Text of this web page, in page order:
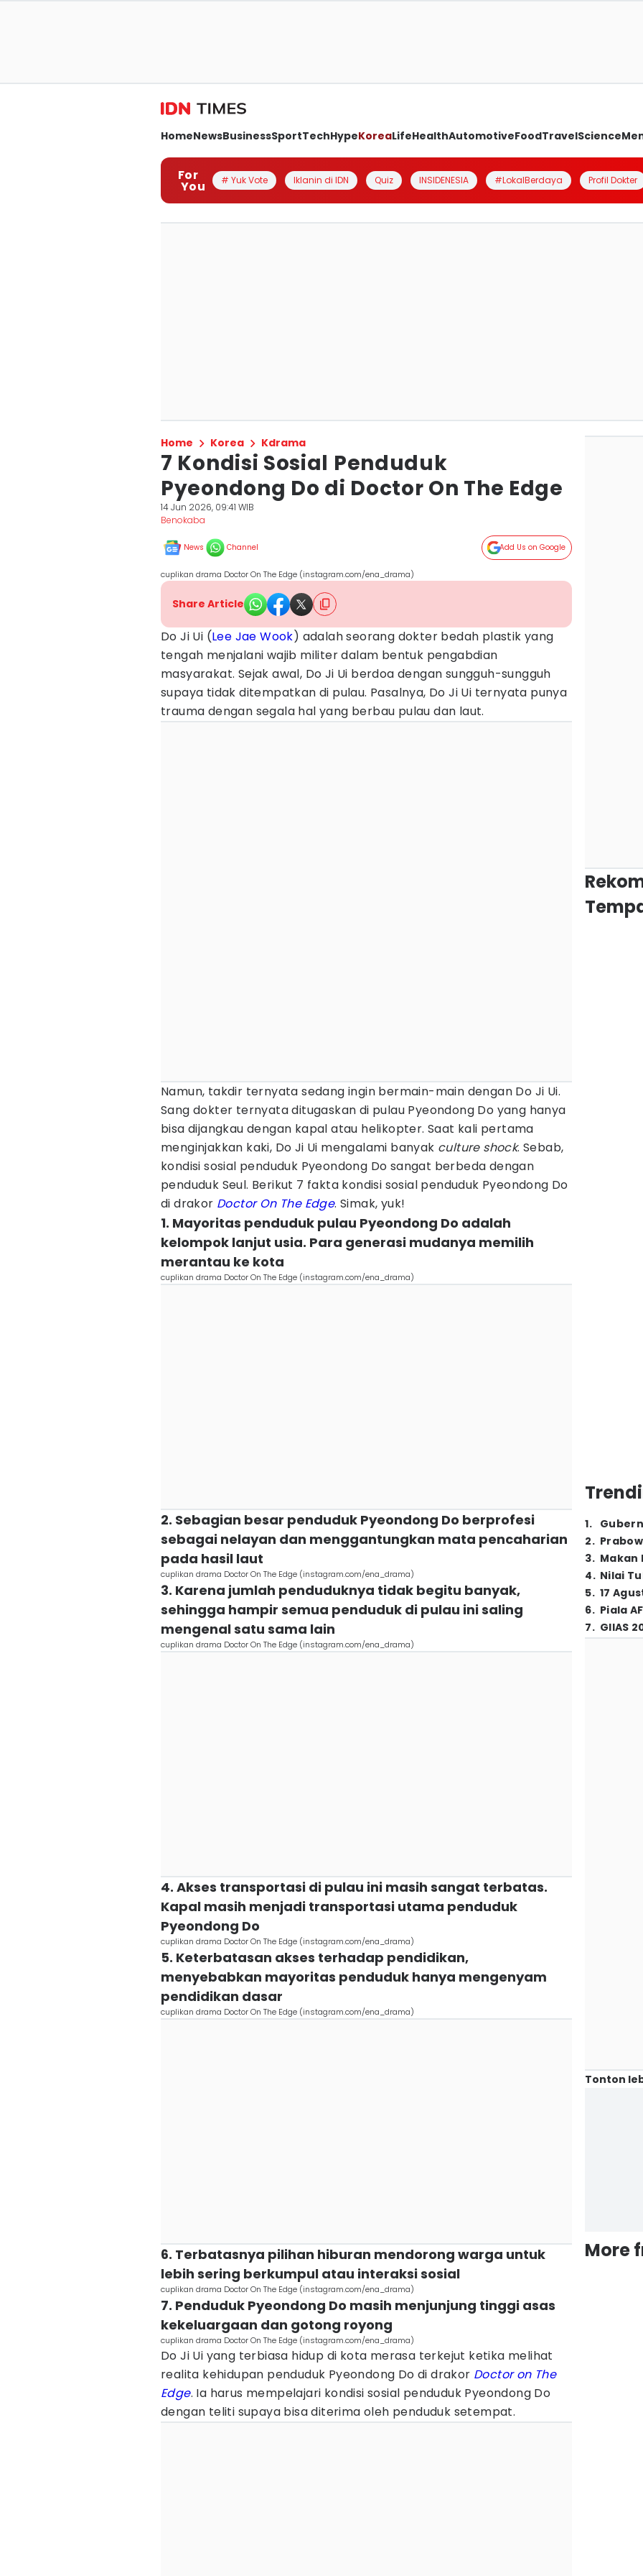
HomeNewsBusinessSportTechHypeKoreaLifeHealthAutomotiveFoodTravelScience
For
You # Yuk Vote Iklanin di IDN Quiz INSIDENESIA #LokalBerdaya Profil Dokter
Home Korea Kdrama
7 Kondisi Sosial Penduduk
Pyeondong Do di Doctor On The Edge
14 Jun 2026, 09:41 WIB
Benokaba
News Channel Add Us on Google
cuplikan drama Doctor On The Edge (instagram.com/ena_drama)
Share Article
Do Ji Ui (Lee Jae Wook) adalah seorang dokter bedah plastik yang
tengah menjalani wajib militer dalam bentuk pengabdian
masyarakat. Sejak awal, Do Ji Ui berdoa dengan sungguh-sungguh
supaya tidak ditempatkan di pulau. Pasalnya, Do Ji Ui ternyata punya
trauma dengan segala hal yang berbau pulau dan laut.
Namun, takdir ternyata sedang ingin bermain-main dengan Do Ji Ui.
Sang dokter ternyata ditugaskan di pulau Pyeondong Do yang hanya
bisa dijangkau dengan kapal atau helikopter. Saat kali pertama
menginjakkan kaki, Do Ji Ui mengalami banyak culture shock. Sebab,
kondisi sosial penduduk Pyeondong Do sangat berbeda dengan
penduduk Seul. Berikut 7 fakta kondisi sosial penduduk Pyeondong Do
di drakor Doctor On The Edge. Simak, yuk!
1. Mayoritas penduduk pulau Pyeondong Do adalah
kelompok lanjut usia. Para generasi mudanya memilih
merantau ke kota
cuplikan drama Doctor On The Edge (instagram.com/ena_drama)
2. Sebagian besar penduduk Pyeondong Do berprofesi
sebagai nelayan dan menggantungkan mata pencaharian
pada hasil laut
cuplikan drama Doctor On The Edge (instagram.com/ena_drama)
3. Karena jumlah penduduknya tidak begitu banyak,
sehingga hampir semua penduduk di pulau ini saling
mengenal satu sama lain
cuplikan drama Doctor On The Edge (instagram.com/ena_drama)
4. Akses transportasi di pulau ini masih sangat terbatas.
Kapal masih menjadi transportasi utama penduduk
Pyeondong Do
cuplikan drama Doctor On The Edge (instagram.com/ena_drama)
5. Keterbatasan akses terhadap pendidikan,
menyebabkan mayoritas penduduk hanya mengenyam
pendidikan dasar
cuplikan drama Doctor On The Edge (instagram.com/ena_drama)
6. Terbatasnya pilihan hiburan mendorong warga untuk
lebih sering berkumpul atau interaksi sosial
cuplikan drama Doctor On The Edge (instagram.com/ena_drama)
7. Penduduk Pyeondong Do masih menjunjung tinggi asas
kekeluargaan dan gotong royong
cuplikan drama Doctor On The Edge (instagram.com/ena_drama)
Do Ji Ui yang terbiasa hidup di kota merasa terkejut ketika melihat
realita kehidupan penduduk Pyeondong Do di drakor Doctor on The
Edge. Ia harus mempelajari kondisi sosial penduduk Pyeondong Do
dengan teliti supaya bisa diterima oleh penduduk setempat.
1.
2.
3. Makan
4. Nilai
5. 17
6. Piala
7. GIIAS
Tonton
More